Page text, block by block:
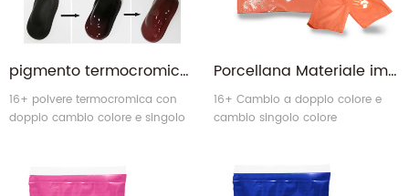
pigmento termocromico a cambiamento di colore a sbiadimento reversibile di vari colori per la verniciatura a spruzzo di vernici per auto
16+ polvere termocromica con
doppio cambio colore e singolo
Porcellana Materiale importato il colore termico che cambia il calore del calore che cambia pigmento per i tessuti
16+ Cambio a doppio colore e
cambio singolo colore